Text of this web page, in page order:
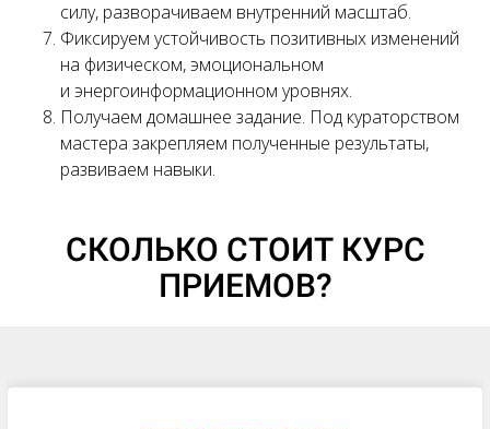
силу, разворачиваем внутренний масштаб.
Фиксируем устойчивость позитивных изменений
на физическом, эмоциональном
и энергоинформационном уровнях.
Получаем домашнее задание. Под кураторством
мастера закрепляем полученные результаты,
развиваем навыки.
СКОЛЬКО СТОИТ КУРС
ПРИЕМОВ?